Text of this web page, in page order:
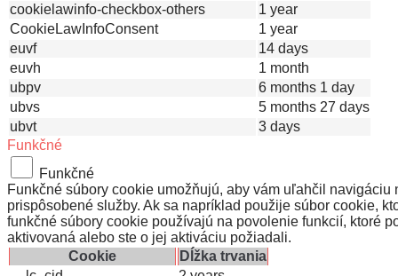
cookielawinfo-checkbox-others
1 year
CookieLawInfoConsent
1 year
euvf
14 days
euvh
1 month
ubpv
6 months 1 day
ubvs
5 months 27 days
ubvt
3 days
Funkčné
Funkčné
Funkčné súbory cookie umožňujú, aby vám uľahčil
prispôsobené služby. Ak sa napríklad použije súbor cookie,
funkčné súbory cookie používajú na povolenie funkcií, ktoré
aktivovaná alebo ste o jej aktiváciu požiadali.
Cookie
Dĺžka trvania